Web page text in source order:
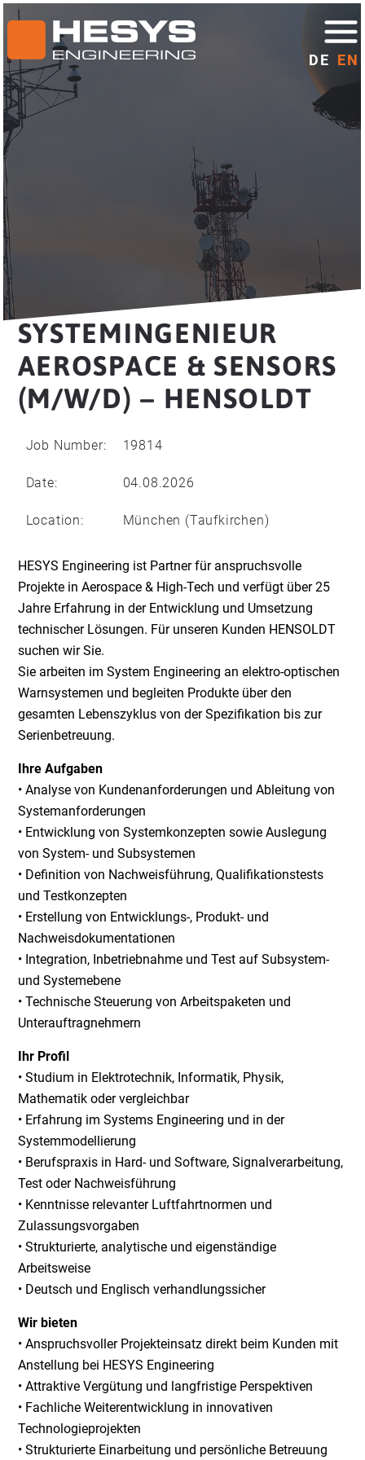
DE EN
SYSTEMINGENIEUR
AEROSPACE & SENSORS
(M/W/D) – HENSOLDT
Job Number: 19814
Date: 04.08.2026
Location: München (Taufkirchen)
HESYS Engineering ist Partner für anspruchsvolle
Projekte in Aerospace & High-Tech und verfügt über 25
Jahre Erfahrung in der Entwicklung und Umsetzung
technischer Lösungen. Für unseren Kunden HENSOLDT
suchen wir Sie.
Sie arbeiten im System Engineering an elektro-optischen
Warnsystemen und begleiten Produkte über den
gesamten Lebenszyklus von der Spezifikation bis zur
Serienbetreuung.
Ihre Aufgaben
• Analyse von Kundenanforderungen und Ableitung von
Systemanforderungen
• Entwicklung von Systemkonzepten sowie Auslegung
von System- und Subsystemen
• Definition von Nachweisführung, Qualifikationstests
und Testkonzepten
• Erstellung von Entwicklungs-, Produkt- und
Nachweisdokumentationen
• Integration, Inbetriebnahme und Test auf Subsystem-
und Systemebene
• Technische Steuerung von Arbeitspaketen und
Unterauftragnehmern
Ihr Profil
• Studium in Elektrotechnik, Informatik, Physik,
Mathematik oder vergleichbar
• Erfahrung im Systems Engineering und in der
Systemmodellierung
• Berufspraxis in Hard- und Software, Signalverarbeitung,
Test oder Nachweisführung
• Kenntnisse relevanter Luftfahrtnormen und
Zulassungsvorgaben
• Strukturierte, analytische und eigenständige
Arbeitsweise
• Deutsch und Englisch verhandlungssicher
Wir bieten
• Anspruchsvoller Projekteinsatz direkt beim Kunden mit
Anstellung bei HESYS Engineering
• Attraktive Vergütung und langfristige Perspektiven
• Fachliche Weiterentwicklung in innovativen
Technologieprojekten
• Strukturierte Einarbeitung und persönliche Betreuung